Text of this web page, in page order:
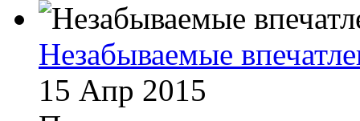
Незабываемые
15 Апр 2015